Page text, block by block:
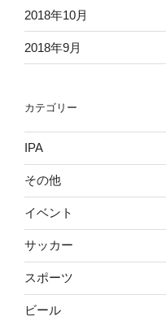
2018年10月
2018年9月
カテゴリー
IPA
その他
イベント
サッカー
スポーツ
ビール